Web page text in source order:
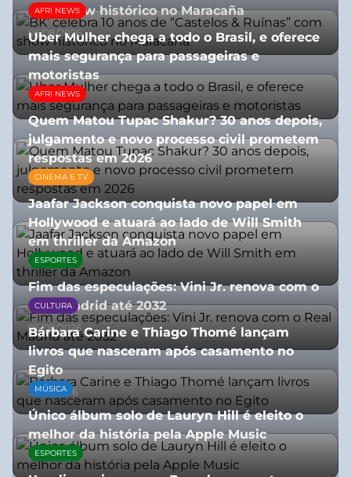
com show histórico no Maracaña
06/08/2026
AFRI NEWS
Uber Mulher chega a todo o Brasil, e oferece
mais segurança para passageiras e
motoristas
10/07/2026
AFRI NEWS
Quem Matou Tupac Shakur? 30 anos depois,
julgamento e novo processo civil prometem
respostas em 2026
05/08/2026
CINEMA E TV
Jaafar Jackson conquista novo papel em
Hollywood e atuará ao lado de Will Smith
em thriller da Amazon
06/08/2026
ESPORTES
Fim das especulações: Vini Jr. renova com o
Real Madrid até 2032
06/08/2026
CULTURA
Bárbara Carine e Thiago Thomé lançam
livros que nasceram após casamento no
Egito
10/07/2026
MÚSICA
Único álbum solo de Lauryn Hill é eleito o
melhor da história pela Apple Music
06/08/2026
ESPORTES